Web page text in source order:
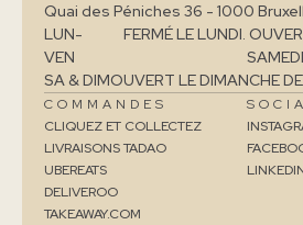
Quai des Péniches 36 - 1000
LUN-
VEN
FERMÉ LE LUNDI.
SA & DIMOUVERT LE DIMANCHE DE
COMMANDES
CLIQUEZ ET COLLECTEZ
LIVRAISONS TADAO
UBEREATS
DELIVEROO
TAKEAWAY.COM